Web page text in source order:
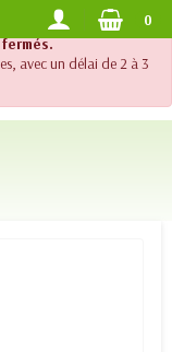
téléphonique
avec un délai de 2 à 3
DES 120.- 0